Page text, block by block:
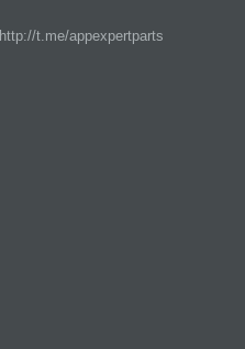
http://t.me/appexpertparts